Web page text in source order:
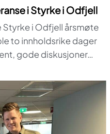
i Styrke i Odfjell
Styrke i Odfjell årsmøte
to innholdsrike dager
gode diskusjoner…